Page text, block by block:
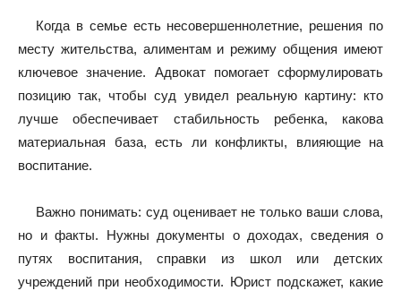
Когда в семье есть несовершеннолетние, решения по
месту жительства, алиментам и режиму общения имеют
ключевое значение. Адвокат помогает сформулировать
позицию так, чтобы суд увидел реальную картину: кто
лучше обеспечивает стабильность ребенка, какова
материальная база, есть ли конфликты, влияющие на
воспитание.
Важно понимать: суд оценивает не только ваши слова,
но и факты. Нужны документы о доходах, сведения о
путях воспитания, справки из школ или детских
учреждений при необходимости. Юрист подскажет, какие